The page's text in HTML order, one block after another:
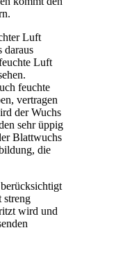
Luft
daraus
Luft
feuchte
vertragen
der Wuchs
sehr üppig
Blattwuchs
die
streng
wird und